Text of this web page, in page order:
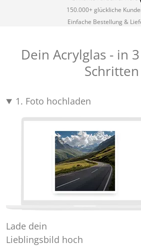
150.000+ glückliche
Einfache Bestellung &
Dein Acrylglas - in
Schritten